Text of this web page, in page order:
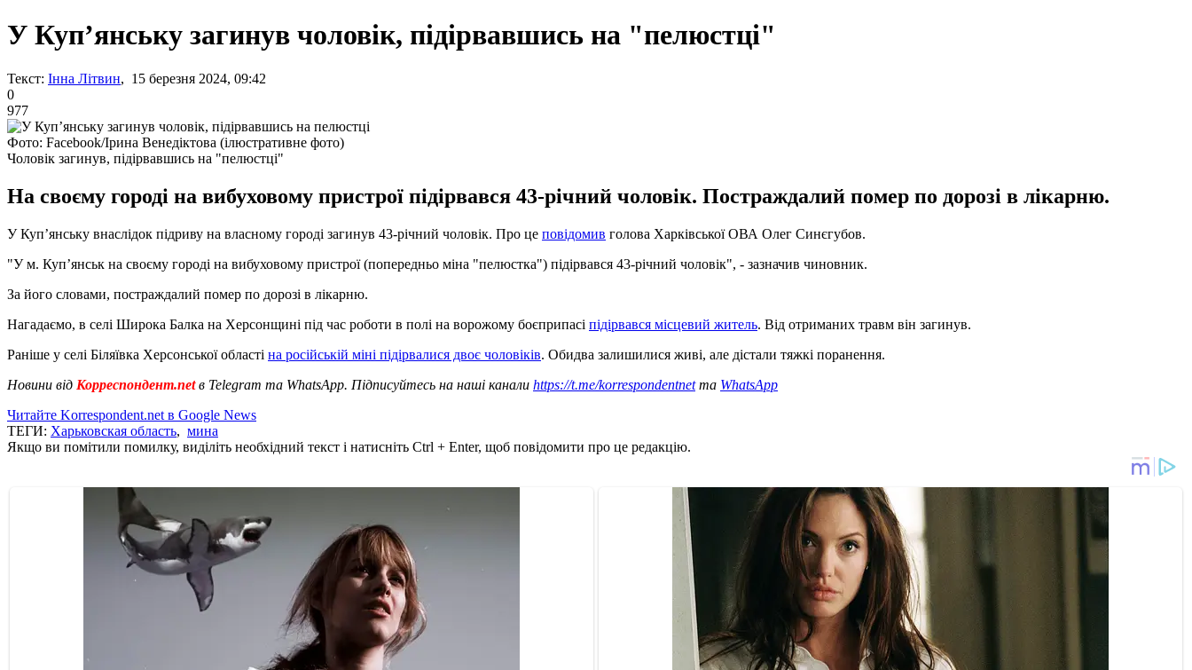
У Куп’янську загинув чоловік, підірвавшись на "пелюстці"
Текст: Інна Літвин, 15 березня 2024, 09:42
0
977
Фото: Facebook/Ірина Венедіктова (ілюстративне фото)
Чоловік загинув, підірвавшись на "пелюстці"
На своєму городі на вибуховому пристрої підірвався 43-річний чоловік. Постраждалий помер по дорозі в лікарню.
У Купʼянську внаслідок підриву на власному городі загинув 43-річний чоловік. Про це повідомив голова Харківської ОВА Олег Синєгубов.
"У м. Куп’янськ на своєму городі на вибуховому пристрої (попередньо міна "пелюстка") підірвався 43-річний чоловік", - зазначив чиновник.
За його словами, постраждалий помер по дорозі в лікарню.
Нагадаємо, в селі Широка Балка на Херсонщині під час роботи в полі на ворожому боєприпасі підірвався місцевий житель. Від отриманих травм він загинув.
Раніше у селі Біляївка Херсонської області на російській міні підірвалися двоє чоловіків. Обидва залишилися живі, але дістали тяжкі поранення.
Новини від Корреспондент.netв Telegram та WhatsApp. Підписуйтесь на наші канали https://t.me/korrespondentnetта WhatsApp
Читайте Korrespondent.net в Google News
ТЕГИ: Харьковская область, мина
Якщо ви помітили помилку, виділіть необхідний текст і натисніть Ctrl + Enter, щоб повідомити про це редакцію.